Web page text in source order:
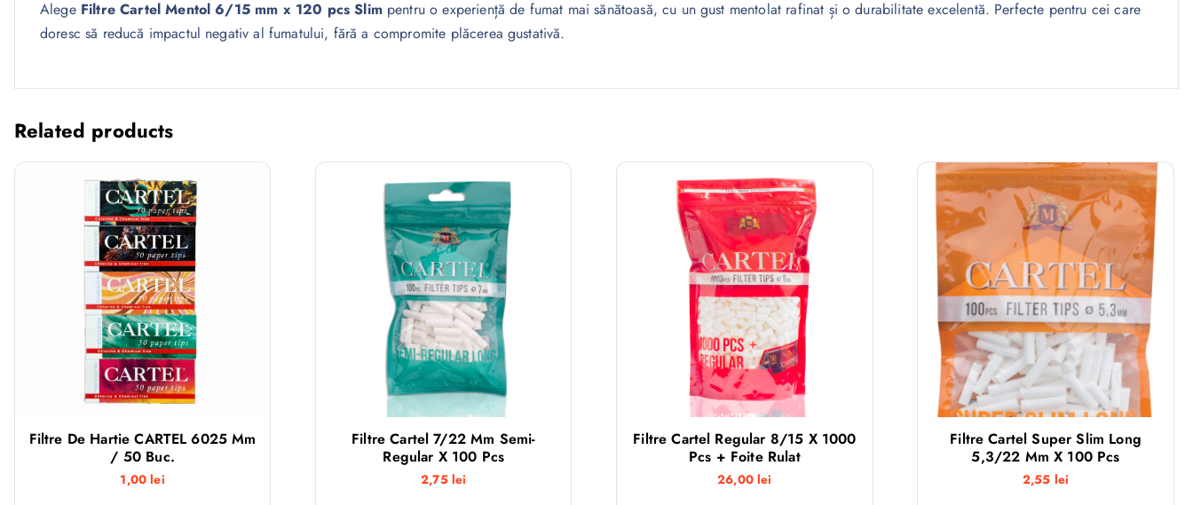
Alege Filtre Cartel Mentol 6/15 mm x 120 pcs Slimpentru o experiență de fumat mai sănătoasă, cu un gust mentolat rafinat și o durabilitate excelentă. Perfecte pentru cei care
doresc să reducă impactul negativ al fumatului, fără a compromite plăcerea gustativă.
Related products
Filtre De Hartie CARTEL 6025 Mm
/ 50 Buc.
1,00lei
Filtre Cartel 7/22 Mm Semi-
Regular X 100 Pcs
2,75 lei
Filtre Cartel Regular 8/15 X 1000
Pcs + Foite Rulat
26,00lei
Filtre Cartel Super Slim Long
5,3/22 Mm X 100 Pcs
2,55 lei